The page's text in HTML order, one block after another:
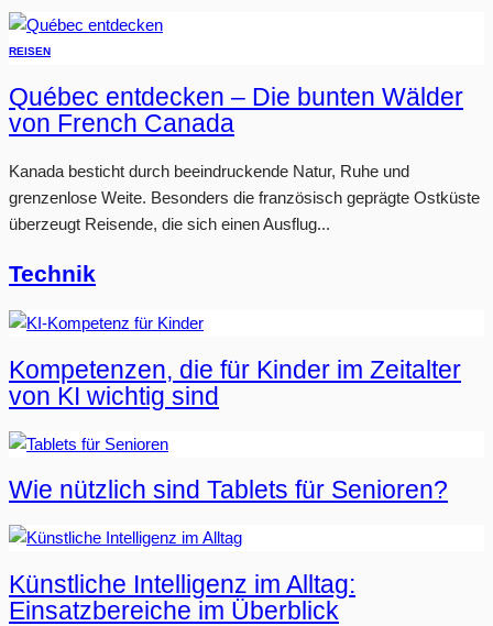
REISEN
Québec entdecken – Die bunten Wälder
von French Canada
Kanada besticht durch beeindruckende Natur, Ruhe und
grenzenlose Weite. Besonders die französisch geprägte Ostküste
überzeugt Reisende, die sich einen Ausflug...
Technik
Kompetenzen, die für Kinder im Zeitalter
von KI wichtig sind
Wie nützlich sind Tablets für Senioren?
Künstliche Intelligenz im Alltag:
Einsatzbereiche im Überblick